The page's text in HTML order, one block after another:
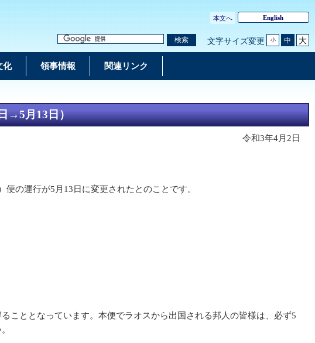
本文へ English
検索 文字サイズ変更 小 中 大
化 領事情報 関連リンク
→5月13日）
令和3年4月2日
の運行が5月13日に変更されたとのことです。
こととなっています。本便でラオスから出国される邦人の皆様は、必ず5